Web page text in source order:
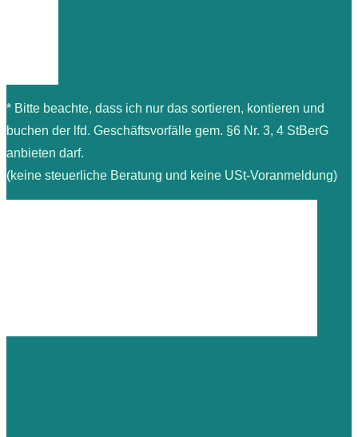
* Bitte beachte, dass ich nur das sortieren, kontieren und
buchen der lfd. Geschäftsvorfälle gem. §6 Nr. 3, 4 StBerG
anbieten darf.
(keine steuerliche Beratung und keine USt-Voranmeldung)